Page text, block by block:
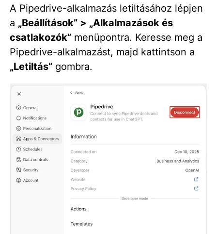
A Pipedrive-alkalmazás letiltásához lépjen
a „Beállítások” > „Alkalmazások és
csatlakozók” menüpontra. Keresse meg a
Pipedrive-alkalmazást, majd kattintson a
„Letiltás” gombra.